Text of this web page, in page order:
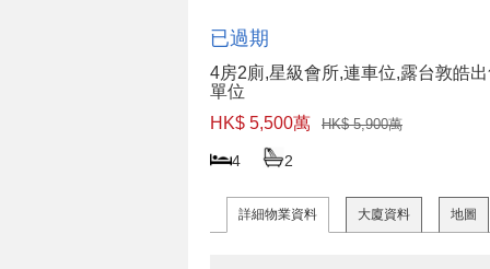
已過期
4房2廁,星級會所,連車位,露台敦皓
單位
HK$ 5,500萬
HK$ 5,900萬
4 2
詳細物業資料 大廈資料 地圖